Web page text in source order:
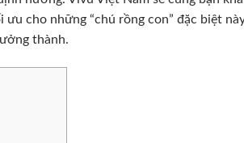
cho những “chú rồng con” đặc biệt
thành.